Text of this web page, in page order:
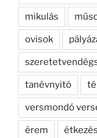
mikulás
ovisok
tanévnyitó
versmondó
érem étkezés